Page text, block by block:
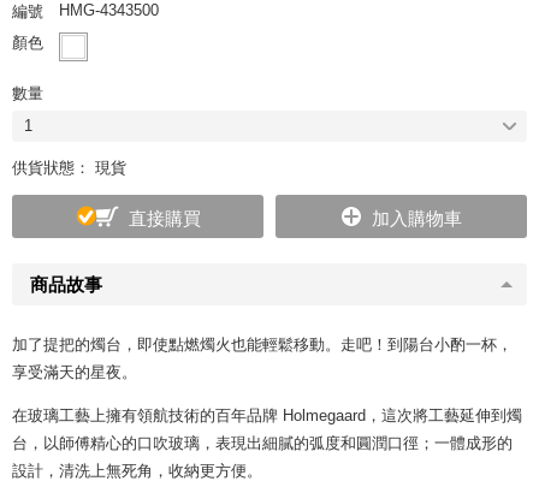
商品故事
加了提把的燭台，即使點燃燭火也能輕鬆移動。走吧！到陽台小酌一杯，
享受滿天的星夜。
在玻璃工藝上擁有領航技術的百年品牌 Holmegaard，這次將工藝延伸到燭
台，以師傅精心的口吹玻璃，表現出細膩的弧度和圓潤口徑；一體成形的
設計，清洗上無死角，收納更方便。
編號
HMG-4343500
顏色
數量
1
供貨狀態： 現貨
直接購買 加入購物車